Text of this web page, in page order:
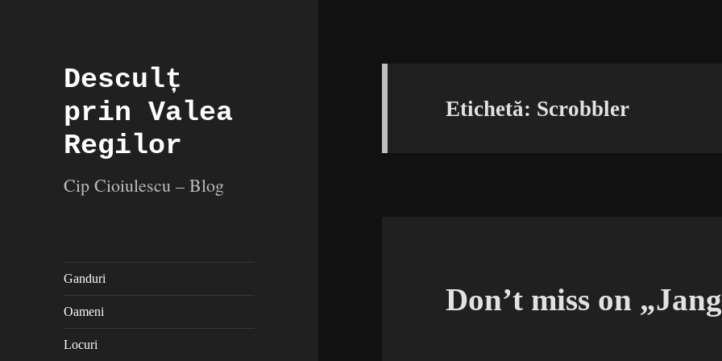
Desculț
prin Valea
Regilor
Cip Cioiulescu – Blog
Ganduri
Oameni
Locuri
Etichetă: Scrobbler
Don’t miss on